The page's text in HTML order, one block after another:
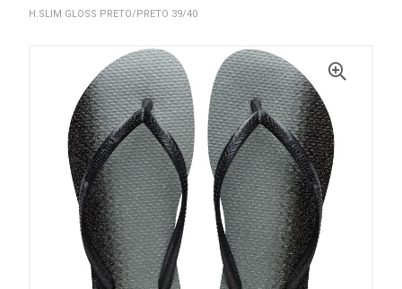
H.SLIM GLOSS PRETO/PRETO 39/40